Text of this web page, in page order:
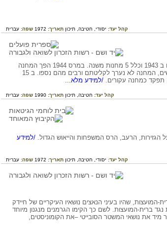
קהל יעד: יסודי, חטיבה, תיכון תאריך: 1972 שפה: עברית
מחנה ריכוז בגרמניה, ממוקם בסקסוניה התחתית בצפון גרמניה. המחנה הוקם ב 1943 וכלל 5 מחנות משנה. במרס 1944 הפך המחנה
בהדרגה למחנה ריכוז, בזמן צעדות המוות הוצעדו יהודים רבים, ובהן 20,000 נשים, המחנה לא נערך לקליטתם ורבים מהם נספו. ב 15
/למידע מלא...
קהל יעד: חטיבה, תיכון תאריך: 1990 שפה: עברית
הגזירות, הרעב, הרס המשפחות והייאוש הגדול. /למידע
קהל יעד: יסודי, חטיבה, תיכון תאריך: 1972 שפה: עברית
המועצות, שהיו בעיני הנאצים נושאיו העיקריים של חיידק
ברית-המועצות. לשם כך הקימו הגרמנים מנגנון מיוחד
מיד את נושאי המשטר הסובייטי –את הקומוניסטים,